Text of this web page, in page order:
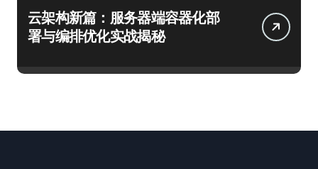
云架构新篇：服务器端容器化部
署与编排优化实战揭秘